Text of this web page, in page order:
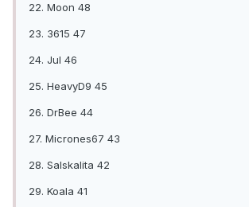
22. Moon 48
23. 3615 47
24. Jul 46
25. HeavyD9 45
26. DrBee 44
27. Micrones67 43
28. Salskalita 42
29. Koala 41